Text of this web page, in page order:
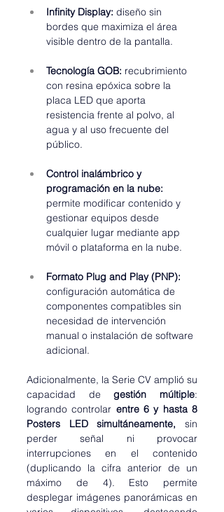
Infinity Display: diseño sin
bordes que maximiza el área
visible dentro de la pantalla.
Tecnología GOB: recubrimiento
con resina epóxica sobre la
placa LED que aporta
resistencia frente al polvo, al
agua y al uso frecuente del
público.
Control inalámbrico y
programación en la nube:
permite modificar contenido y
gestionar equipos desde
cualquier lugar mediante app
móvil o plataforma en la nube.
Formato Plug and Play (PNP):
configuración automática de
componentes compatibles sin
necesidad de intervención
manual o instalación de software
adicional.
Adicionalmente, la Serie CV amplió su
capacidad de gestión múltiple:
logrando controlar entre 6 y hasta 8
Posters LED simultáneamente, sin
perder señal ni provocar
interrupciones en el contenido
(duplicando la cifra anterior de un
máximo de 4). Esto permite
desplegar imágenes panorámicas en